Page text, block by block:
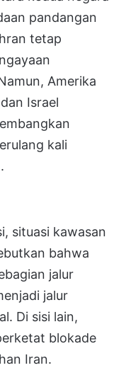
pandangan
tetap
Amerika
Israel
kali
situasi kawasan
bahwa
jalur
jalur
Di sisi lain,
blokade
Iran.